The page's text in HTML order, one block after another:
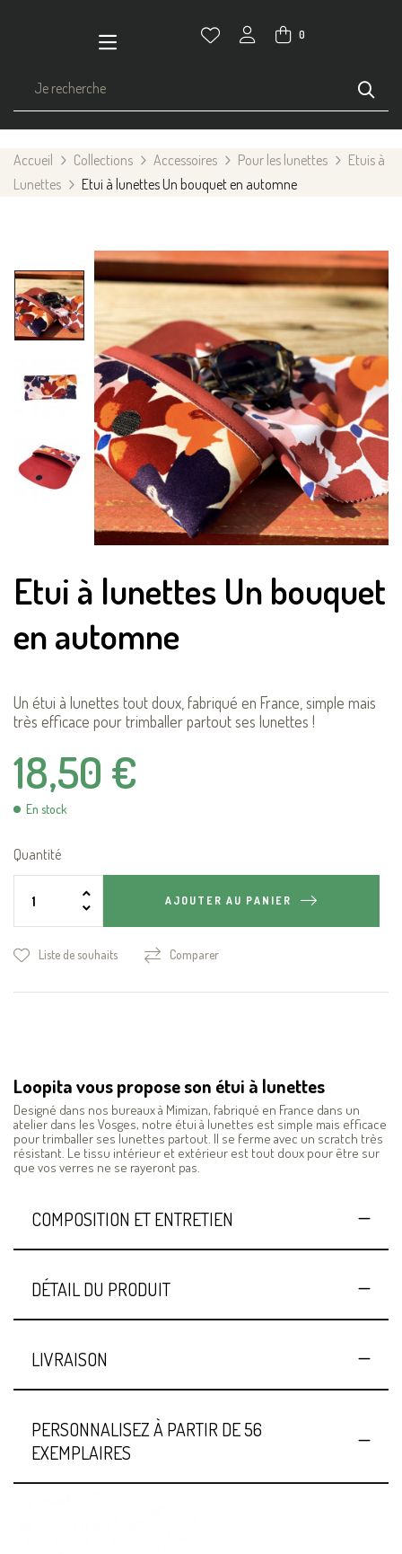
0
Accueil Collections Accessoires Pour les lunettes
Etuis à
Lunettes
Etui à lunettes Un bouquet en automne
Etui à lunettes Un bouquet
en automne
Un étui à lunettes tout doux, fabriqué en France, simple mais
très efficace pour trimballer partout ses lunettes !
18,50 €
En stock
Quantité
AJOUTER AU PANIER
Liste de souhaits Comparer
Loopita vous propose son étui à lunettes
Designé dans nos bureaux à Mimizan, fabriqué en France dans un
atelier dans les Vosges, notre étui à lunettes est simple mais efficace
pour trimballer ses lunettes partout. Il se ferme avec un scratch très
résistant. Le tissu intérieur et extérieur est tout doux pour être sur
que vos verres ne se rayeront pas.
COMPOSITION ET ENTRETIEN
DÉTAIL DU PRODUIT
LIVRAISON
PERSONNALISEZ À PARTIR DE 56
EXEMPLAIRES